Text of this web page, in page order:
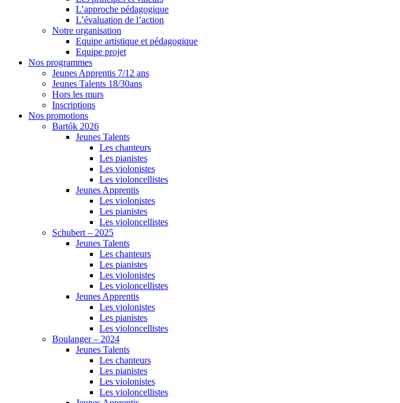
L’approche pédagogique
L’évaluation de l’action
Notre organisation
Equipe artistique et pédagogique
Equipe projet
Nos programmes
Jeunes Apprentis 7/12 ans
Jeunes Talents 18/30ans
Hors les murs
Inscriptions
Nos promotions
Bartók 2026
Jeunes Talents
Les chanteurs
Les pianistes
Les violonistes
Les violoncellistes
Jeunes Apprentis
Les violonistes
Les pianistes
Les violoncellistes
Schubert – 2025
Jeunes Talents
Les chanteurs
Les pianistes
Les violonistes
Les violoncellistes
Jeunes Apprentis
Les violonistes
Les pianistes
Les violoncellistes
Boulanger – 2024
Jeunes Talents
Les chanteurs
Les pianistes
Les violonistes
Les violoncellistes